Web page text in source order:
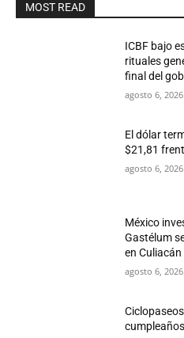
MOST READ
ICBF bajo
rituales
final del
agosto 6, 2026
El dólar
$21,81
agosto 6, 2026
México
Gastélum
en Culiacán
agosto 6, 2026